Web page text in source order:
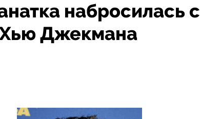
набросилась с
Джекмана